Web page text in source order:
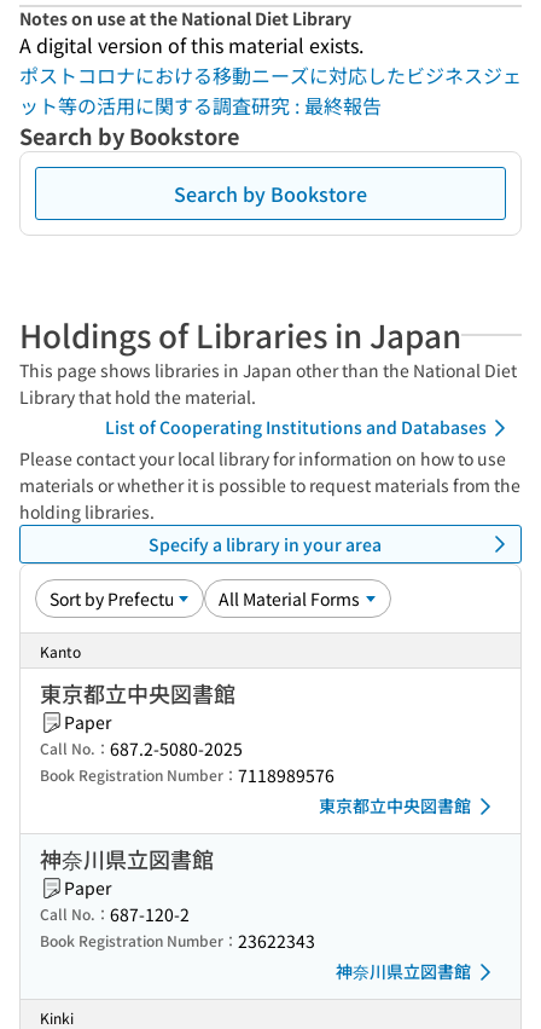
Notes on use at the National Diet Library
A digital version of this material exists.
ポストコロナにおける移動ニーズに対応したビジネスジェ
ット等の活用に関する調査研究 : 最終報告
Search by Bookstore
Search by Bookstore
Holdings of Libraries in Japan
This page shows libraries in Japan other than the National Diet
Library that hold the material.
List of Cooperating Institutions and Databases
Please contact your local library for information on how to use
materials or whether it is possible to request materials from the
holding libraries.
Specify a library in your area
Kanto
東京都立中央図書館
Paper
Call No.： 687.2-5080-2025
Book Registration Number： 7118989576
東京都立中央図書館
神奈川県立図書館
Paper
Call No.： 687-120-2
Book Registration Number： 23622343
神奈川県立図書館
Kinki